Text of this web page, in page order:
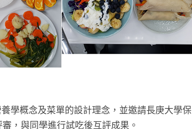
學概念及菜單的設計理念，並邀請長庚大學保
，與同學進行試吃後互評成果。